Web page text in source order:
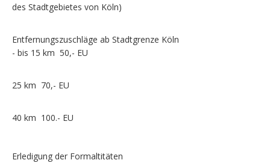
des Stadtgebietes von Köln)
Entfernungszuschläge ab Stadtgrenze Köln
- bis 15 km 50,- EU
25 km 70,- EU
40 km 100.- EU
Erledigung der Formaltitäten